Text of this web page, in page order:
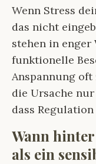
Wenn Stress
das nicht
stehen in enger
funktionelle
Anspannung oft
die Ursache
dass
Wann
als ein